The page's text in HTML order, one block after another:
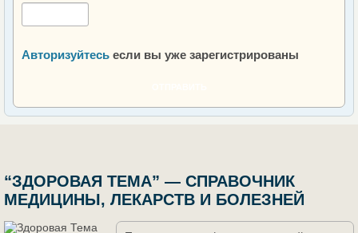
Авторизуйтесь если вы уже зарегистрированы
“ЗДОРОВАЯ ТЕМА” — СПРАВОЧНИК
МЕДИЦИНЫ, ЛЕКАРСТВ И БОЛЕЗНЕЙ